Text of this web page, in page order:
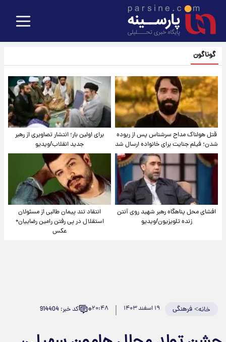
گوناگون
قتل هولناک مداح سرشناس پس از ربوده
شدن؛ فیلم جنایت برای خانواده ارسال شد
برای اولین بار؛ انتشار تصاویری از رهبر
جدید انقلاب/ویدیو
افشای محل پناهگاه‌ رهبر شهید روی آنتن
زنده تلویزیون/ویدیو
انتقاد تند پیمان طالبی از مسئولان
استقلال در پی رفتن رامین رضاییان+
عکس
خانه>فرهنگی ۱۹ اسفند ۱۴۰۳ ۲۰:۴۸۰ کد خبر: 914404